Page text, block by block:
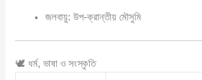
জলবায়ু: উপ-ক্রান্তীয় মৌসুমি
🕊️ ধর্ম, ভাষা ও সংস্কৃতি